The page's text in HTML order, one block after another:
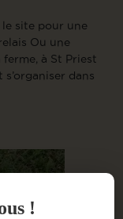
site pour une
Ou une
à St Priest
dans
!